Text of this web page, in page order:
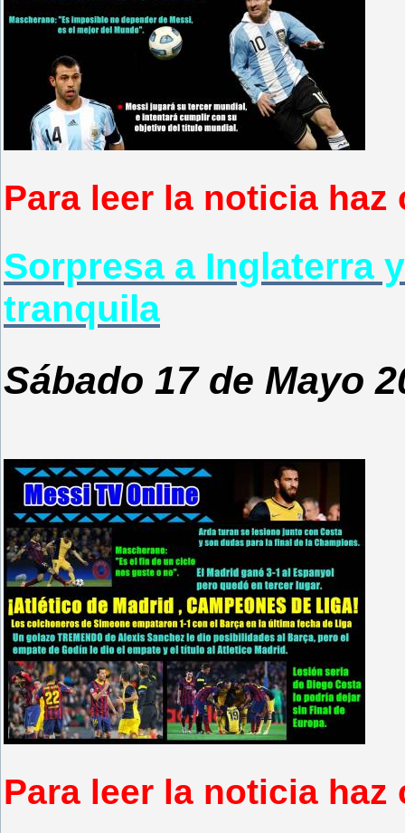
Para leer la noticia haz
Sorpresa a Inglaterra
tranquila
Sábado 17 de Mayo
Para leer la noticia haz